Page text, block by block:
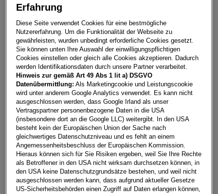
Raval ENDURANCE 52/55 155kW/210 PS
6861 Alberschwende
Leasing Kredit
€293,00**
pro Monat
Laufzeit
60 Monate
pro Jahr
15.000 km
Eigenleistung
€5.000
Händler kontaktieren
Online-Abschluss anfragen
Erfahrung
Diese Seite verwendet Cookies für eine bestmögliche
Nutzererfahrung. Um die Funktionalität der Webseite zu
gewährleisten, wurden unbedingt erforderliche Cookies gesetzt.
Sie können unten Ihre Auswahl der einwilligungspflichtigen
Cookies einstellen oder gleich alle Cookies akzeptieren. Dadurch
werden Identifikationsdaten durch unsere Partner verarbeitet.
Hinweis zur gemäß Art 49 Abs 1 lit a) DSGVO
Datenübermittlung: Als Marketingcookie und Leistungscookie
wird unter anderem Google Analytics verwendet. Es kann nicht
ausgeschlossen werden, dass Google Irland als unser
Vertragspartner personenbezogene Daten in die USA
(insbesondere dort an die Google LLC) weitergibt. In den USA
besteht kein der Europäischen Union der Sache nach
gleichwertiges Datenschutzniveau und es fehlt an einem
Angemessenheitsbeschluss der Europäischen Kommission.
Hieraus können sich für Sie Risiken ergeben, weil Sie Ihre Rechte
als Betroffener in den USA nicht wirksam durchsetzen können, in
den USA keine Datenschutzgrundsätze bestehen, und weil nicht
ausgeschlossen werden kann, dass aufgrund aktueller Gesetze
US-Sicherheitsbehörden einen Zugriff auf Daten erlangen können,